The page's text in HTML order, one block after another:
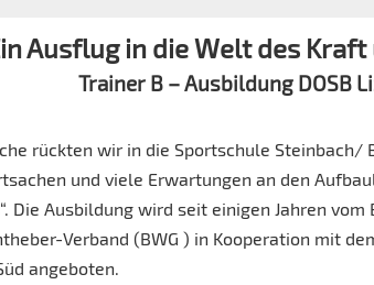
Ausflug in die Welt des
Trainer B – Ausbildung DOSB
rückten wir in die Sportschule Steinbach/
und viele Erwartungen an den
Die Ausbildung wird seit einigen Jahren vom
Verband (BWG ) in Kooperation mit
angeboten.